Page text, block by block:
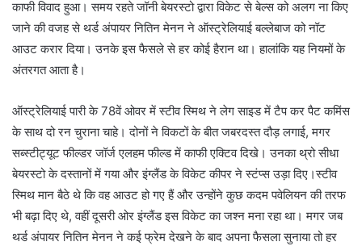
काफी विवाद हुआ। समय रहते जॉनी बेयरस्टो द्वारा विकेट से बेल्स को अलग ना किए
जाने की वजह से थर्ड अंपायर नितिन मेनन ने ऑस्ट्रेलियाई बल्लेबाज को नॉट
आउट करार दिया। उनके इस फैसले से हर कोई हैरान था। हालांकि यह नियमों के
अंतरगत आता है।
ऑस्ट्रेलियाई पारी के 78वें ओवर में स्टीव स्मिथ ने लेग साइड में टैप कर पैट कमिंस
के साथ दो रन चुराना चाहे। दोनों ने विकटों के बीत जबरदस्त दौड़ लगाई, मगर
सब्स्टीट्यूट फील्डर जॉर्ज एलहम फील्ड में काफी एक्टिव दिखे। उनका थ्रो सीधा
बेयरस्टो के दस्तानों में गया और इंग्लैंड के विकेट कीपर ने स्टंप्स उड़ा दिए।स्टीव
स्मिथ मान बैठे थे कि वह आउट हो गए हैं और उन्होंने कुछ कदम पवेलियन की तरफ
भी बढ़ा दिए थे, वहीं दूसरी ओर इंग्लैंड इस विकेट का जश्न मना रहा था। मगर जब
थर्ड अंपायर नितिन मेनन ने कई फ्रेम देखने के बाद अपना फैसला सुनाया तो हर